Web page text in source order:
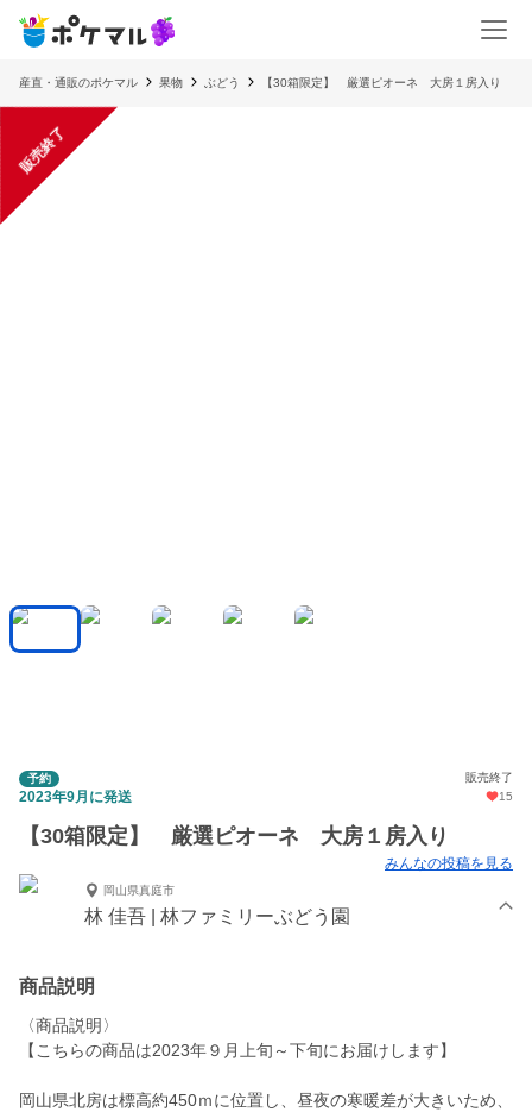
産直・通販のポケマル 果物 ぶどう 【30箱限定】 厳選ピオーネ 大房１房入り
販売終了
予約 販売終了
2023年9月に発送 15
【30箱限定】 厳選ピオーネ 大房１房入り
みんなの投稿を見る
岡山県真庭市
林 佳吾 | 林ファミリーぶどう園
商品説明
〈商品説明〉
【こちらの商品は2023年９月上旬～下旬にお届けします】
岡山県北房は標高約450ｍに位置し、昼夜の寒暖差が大きいため、